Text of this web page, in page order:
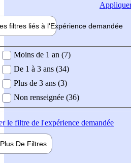
filtres liés à l'Expérience demandée
demandée
Moins de 1 an (7)
De 1 à 3 ans (34)
Plus de 3 ans (3)
Non renseignée (36)
le filtre de l'expérience demandée
Plus De Filtres